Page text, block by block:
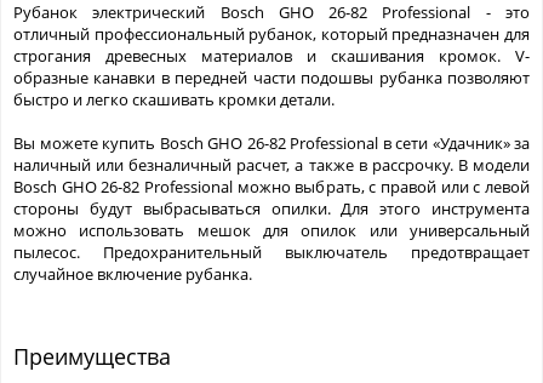
Рубанок электрический Bosch GHO 26-82 Professional - это
отличный профессиональный рубанок, который предназначен для
строгания древесных материалов и скашивания кромок. V-
образные канавки в передней части подошвы рубанка позволяют
быстро и легко скашивать кромки детали.
Вы можете купить Bosch GHO 26-82 Professional в сети «Удачник» за
наличный или безналичный расчет, а также в рассрочку. В модели
Bosch GHO 26-82 Professional можно выбрать, с правой или с левой
стороны будут выбрасываться опилки. Для этого инструмента
можно использовать мешок для опилок или универсальный
пылесос. Предохранительный выключатель предотвращает
случайное включение рубанка.
Преимущества